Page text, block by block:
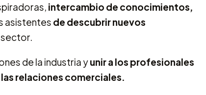
intercambio de conocimientos,
asistentes de descubrir nuevos
de la industria yunir a los profesionales
relaciones comerciales.